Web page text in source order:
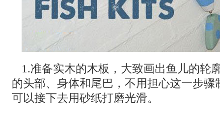
1.准备实木的木板，大致画出鱼儿的轮
的头部、身体和尾巴，不用担心这一步骤
可以接下去用砂纸打磨光滑。